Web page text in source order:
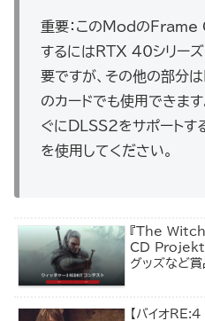
重要：このModの
するにはRTX 40シリーズ
要ですが、その他の部分
のカードでも使用できます
ぐにDLSS2をサポートす
を使用してください。
『The
CD Projekt
グッズなど
【バイオ